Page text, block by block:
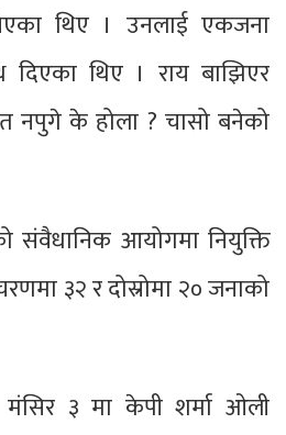
थिए । उनलाई एकजना
दिएका थिए । राय बाझिएर
नपुगे के होला ? चासो बनेको
संवैधानिक आयोगमा नियुक्ति
३२ र दोस्रोमा २० जनाको
३ मा केपी शर्मा ओली